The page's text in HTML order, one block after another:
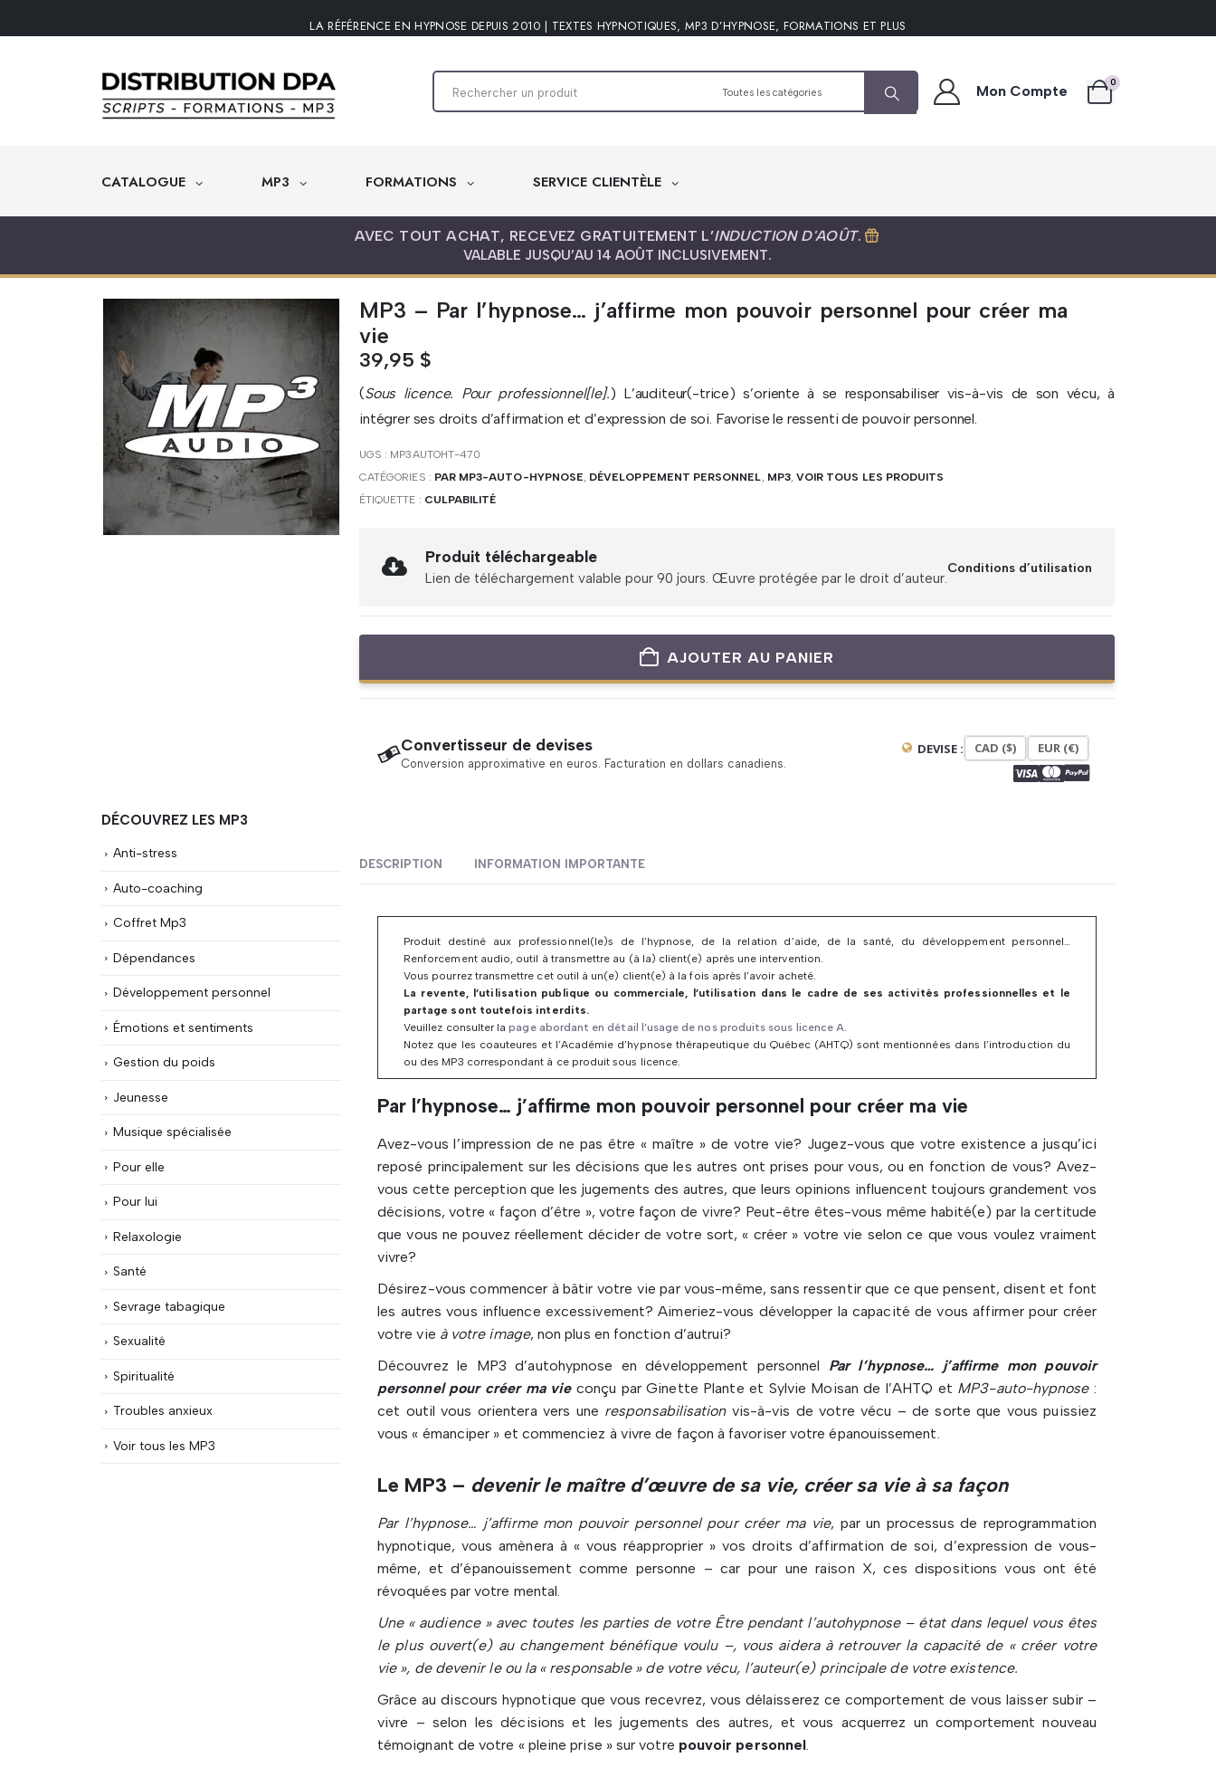
LA RÉFÉRENCE EN HYPNOSE DEPUIS 2010 | TEXTES HYPNOTIQUES, MP3 D’HYPNOSE, FORMATIONS ET PLUS
Mon Compte
0
CATALOGUE MP3 FORMATIONS SERVICE CLIENTÈLE
AVEC TOUT ACHAT, RECEVEZ GRATUITEMENT L’INDUCTION D'AOÛT.
VALABLE JUSQU’AU 14 AOÛT INCLUSIVEMENT.
MP3 – Par l’hypnose… j’affirme mon pouvoir personnel pour créer ma
vie
39,95 $
(Sous licence. Pour professionnel[le].) L’auditeur(-trice) s’oriente à se responsabiliser vis-à-vis de son vécu, à
intégrer ses droits d’affirmation et d’expression de soi. Favorise le ressenti de pouvoir personnel.
UGS : MP3AUTOHT-470
CATÉGORIES : PAR MP3-AUTO-HYPNOSE, DÉVELOPPEMENT PERSONNEL, MP3, VOIR TOUS LES PRODUITS
ÉTIQUETTE : CULPABILITÉ
Produit téléchargeable
Lien de téléchargement valable pour 90 jours. Œuvre protégée par le droit d’auteur.
Conditions d’utilisation
AJOUTER AU PANIER
Convertisseur de devises
Conversion approximative en euros. Facturation en dollars canadiens.
DEVISE : CAD ($) EUR (€)
DÉCOUVREZ LES MP3
Anti-stress
Auto-coaching
Coffret Mp3
Dépendances
Développement personnel
Émotions et sentiments
Gestion du poids
Jeunesse
Musique spécialisée
Pour elle
Pour lui
Relaxologie
Santé
Sevrage tabagique
Sexualité
Spiritualité
Troubles anxieux
Voir tous les MP3
DESCRIPTION INFORMATION IMPORTANTE
Produit destiné aux professionnel(le)s de l’hypnose, de la relation d’aide, de la santé, du développement personnel…
Renforcement audio, outil à transmettre au (à la) client(e) après une intervention.
Vous pourrez transmettre cet outil à un(e) client(e) à la fois après l’avoir acheté.
La revente, l’utilisation publique ou commerciale, l’utilisation dans le cadre de ses activités professionnelles et le
partage sont toutefois interdits.
Veuillez consulter lapage abordant en détail l’usage de nos produits sous licence A.
Notez que les coauteures et l’Académie d’hypnose thérapeutique du Québec (AHTQ) sont mentionnées dans l’introduction du
ou des MP3 correspondant à ce produit sous licence.
Par l’hypnose… j’affirme mon pouvoir personnel pour créer ma vie
Avez-vous l’impression de ne pas être « maître » de votre vie? Jugez-vous que votre existence a jusqu’ici
reposé principalement sur les décisions que les autres ont prises pour vous, ou en fonction de vous? Avez-
vous cette perception que les jugements des autres, que leurs opinions influencent toujours grandement vos
décisions, votre « façon d’être », votre façon de vivre? Peut-être êtes-vous même habité(e) par la certitude
que vous ne pouvez réellement décider de votre sort, « créer » votre vie selon ce que vous voulez vraiment
vivre?
Désirez-vous commencer à bâtir votre vie par vous-même, sans ressentir que ce que pensent, disent et font
les autres vous influence excessivement? Aimeriez-vous développer la capacité de vous affirmer pour créer
votre vie à votre image, non plus en fonction d’autrui?
Découvrez le MP3 d’autohypnose en développement personnel Par l’hypnose… j’affirme mon pouvoir
personnel pour créer ma vieconçu par Ginette Plante et Sylvie Moisan de l’AHTQ et MP3-auto-hypnose:
cet outil vous orientera vers une responsabilisationvis-à-vis de votre vécu – de sorte que vous puissiez
vous « émanciper » et commenciez à vivre de façon à favoriser votre épanouissement.
Le MP3 – devenir le maître d’œuvre de sa vie, créer sa vie à sa façon
Par l’hypnose… j’affirme mon pouvoir personnel pour créer ma vie, par un processus de reprogrammation
hypnotique, vous amènera à « vous réapproprier » vos droits d’affirmation de soi, d’expression de vous-
même, et d’épanouissement comme personne – car pour une raison X, ces dispositions vous ont été
révoquées par votre mental.
Une « audience » avec toutes les parties de votre Être pendant l’autohypnose – état dans lequel vous êtes
le plus ouvert(e) au changement bénéfique voulu –, vous aidera à retrouver la capacité de « créer votre
vie », de devenir le ou la « responsable » de votre vécu, l’auteur(e) principale de votre existence.
Grâce au discours hypnotique que vous recevrez, vous délaisserez ce comportement de vous laisser subir –
vivre – selon les décisions et les jugements des autres, et vous acquerrez un comportement nouveau
témoignant de votre « pleine prise » sur votre pouvoir personnel.